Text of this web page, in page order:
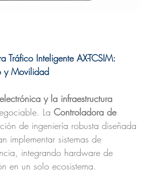
Inteligente AX-TCSIM:
y Movilidad
y la infraestructura
La Controladora de
de ingeniería robusta diseñada
implementar sistemas de
integrando hardware de
en un solo ecosistema.